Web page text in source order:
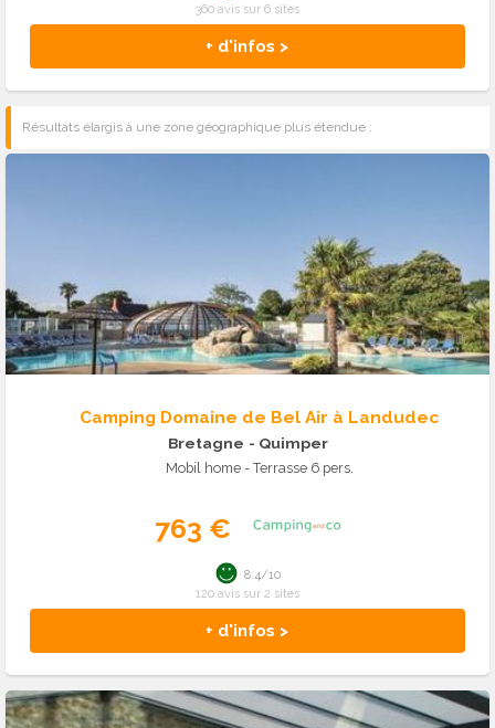
+ d'infos >
360 avis sur 6 sites
Résultats élargis à une zone géographique plus étendue :
Camping Domaine de Bel Air à Landudec
Bretagne - Quimper
Mobil home - Terrasse 6 pers.
763 €
+ d'infos >
8.4/10
120 avis sur 2 sites